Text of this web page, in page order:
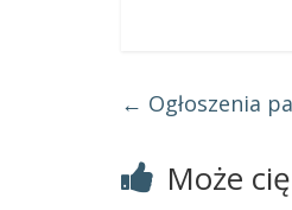
← Ogłoszenia
Może